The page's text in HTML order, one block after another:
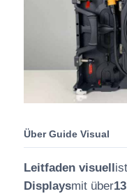
Über Guide Visual
Leitfaden visuell
Displaysmit über